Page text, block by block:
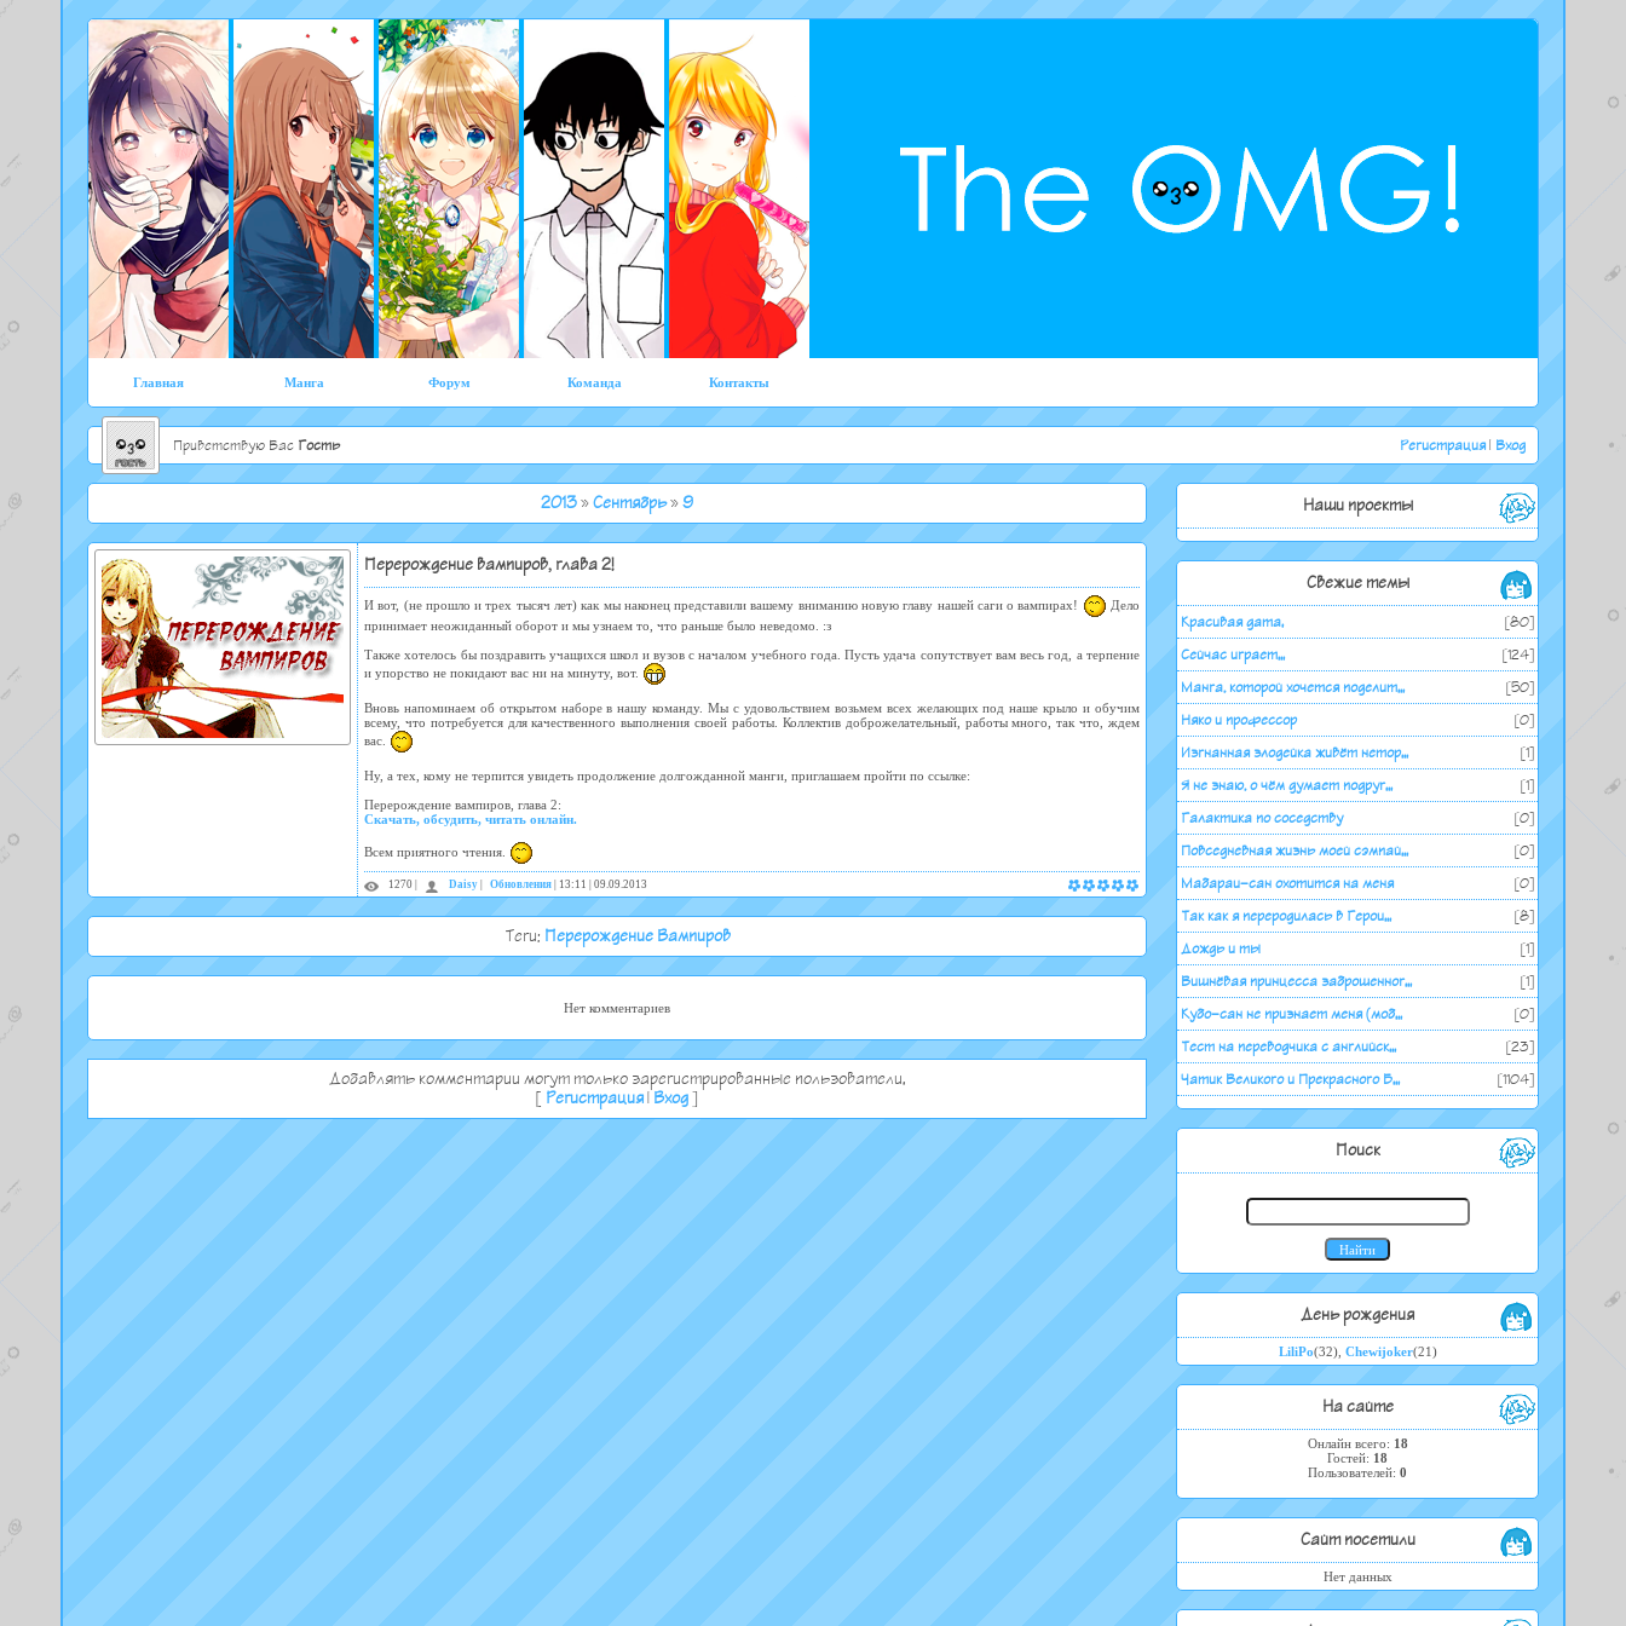
Главная Манга Форум Команда Контакты
Приветствую Вас Гость Регистрация| Вход
2013»Сентябрь»9
Перерождение вампиров, глава 2!
И вот, (не прошло и трех тысяч лет) как мы наконец представили вашему вниманию новую главу нашей саги о вампирах!
Дело
принимает неожиданный оборот и мы узнаем то, что раньше было неведомо. :з
Также хотелось бы поздравить учащихся школ и вузов с началом учебного года. Пусть удача сопутствует вам весь год, а терпение
и упорство не покидают вас ни на минуту, вот.
Вновь напоминаем об открытом наборе в нашу команду. Мы с удовольствием возьмем всех желающих под наше крыло и обучим
всему, что потребуется для качественного выполнения своей работы. Коллектив доброжелательный, работы много, так что, ждем
вас.
Ну, а тех, кому не терпится увидеть продолжение долгожданной манги, приглашаем пройти по ссылке:
Перерождение вампиров, глава 2:
Скачать, обсудить, читать онлайн.
Всем приятного чтения.
1270 | Daisy Обновления | 13:11 | 09.09.2013
Теги: Перерождение Вампиров
Нет комментариев
Добавлять комментарии могут только зарегистрированные пользователи.
Регистрация| Вход
Наши проекты
Свежие темы
Красивая дата.
[80]
Сейчас играет...
[124]
Манга, которой хочется поделит...
[50]
Няко и профессор
[0]
Изгнанная злодейка живёт нетор...
[1]
Я не знаю, о чём думает подруг...
[1]
Галактика по соседству
[0]
Повседневная жизнь моей сэмпай...
[0]
Мабараи-сан охотится на меня
[0]
Так как я переродилась в Герои...
[8]
Дождь и ты
[1]
Вишнёвая принцесса заброшенног...
[1]
Кубо-сан не признает меня (моб...
[0]
Тест на переводчика с английск...
[23]
Чатик Великого и Прекрасного Б...
[1104]
Поиск
День рождения
LiliPo(32), Chewijoker(21)
На сайте
Онлайн всего: 18
Гостей: 18
Пользователей: 0
Сайт посетили
Нет данных